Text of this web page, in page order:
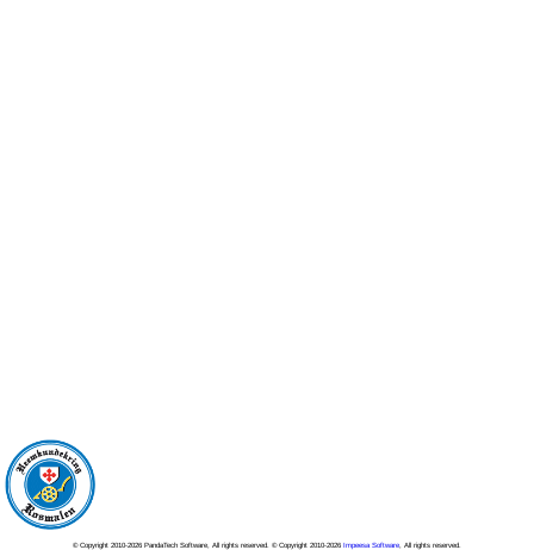
© Copyright 2010-2026 PandaTech Software, All rights reserved. © Copyright 2010-2026 Impeesa Software, All rights reserved.